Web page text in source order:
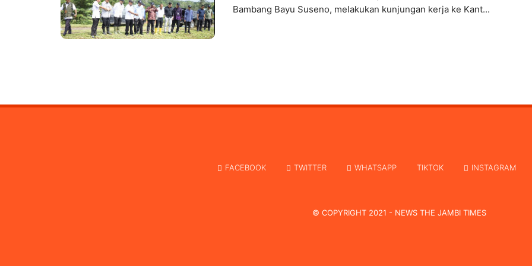
Bambang Bayu Suseno, melakukan kunjungan kerja ke Kant...
FACEBOOK TWITTER WHATSAPP TIKTOK INSTAGRAM
© COPYRIGHT 2021 - NEWS THE JAMBI TIMES